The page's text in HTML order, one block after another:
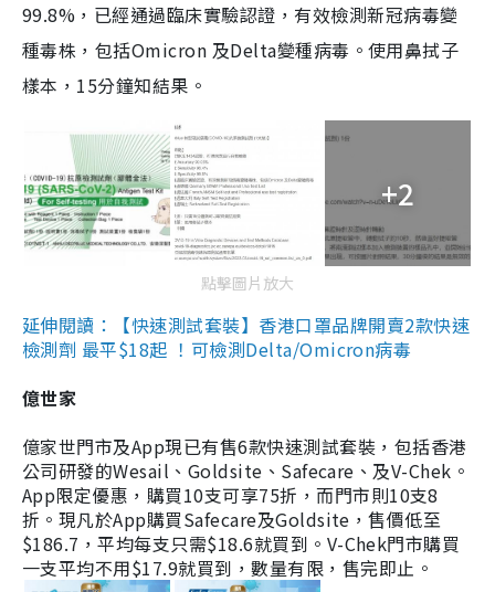
99.8%，已經通過臨床實驗認證，有效檢測新冠病毒變
種毒株，包括Omicron 及Delta變種病毒。使用鼻拭子
樣本，15分鐘知結果。
+2
點擊圖片放大
延伸閱讀：【快速測試套裝】香港口罩品牌開賣2款快速
檢測劑 最平$18起 ！可檢測Delta/Omicron病毒
億世家
億家世門市及App現已有售6款快速測試套裝，包括香港
公司研發的Wesail、Goldsite、Safecare、及V-Chek。
App限定優惠，購買10支可享75折，而門市則10支8
折。現凡於App購買Safecare及Goldsite，售價低至
$186.7，平均每支只需$18.6就買到。V-Chek門市購買
一支平均不用$17.9就買到，數量有限，售完即止。